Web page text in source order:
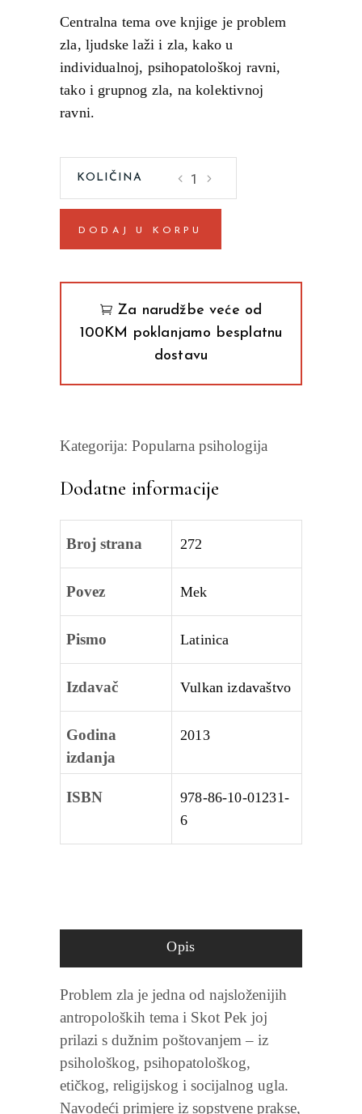
Centralna tema ove knjige je problem
zla, ljudske laži i zla, kako u
individualnoj, psihopatološkoj ravni,
tako i grupnog zla, na kolektivnoj
ravni.
quantity
DODAJ U KORPU
Za narudžbe veće od
100KM poklanjamo besplatnu
dostavu
Kategorija: Popularna psihologija
Dodatne informacije
Broj strana 272
Povez Mek
Pismo Latinica
Izdavač Vulkan izdavaštvo
Godina
izdanja
2013
ISBN
978-86-10-01231-
6
Opis
Problem zla je jedna od najsloženijih
antropoloških tema i Skot Pek joj
prilazi s dužnim poštovanjem – iz
psihološkog, psihopatološkog,
etičkog, religijskog i socijalnog ugla.
Navodeći primjere iz sopstvene prakse,